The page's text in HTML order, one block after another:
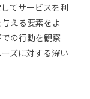
てサービスを利
える要素をよ
の行動を観察
ズに対する深い